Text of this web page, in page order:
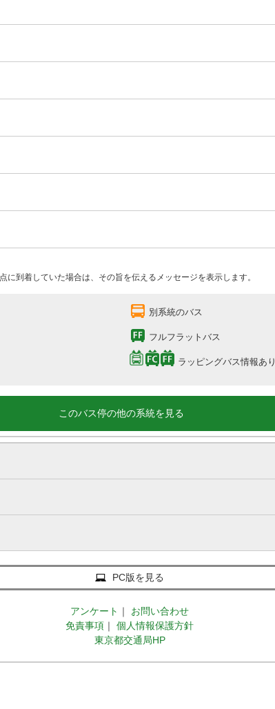
到着していた場合は、その旨を伝えるメッセージを表示します。
別系統のバス
フルフラットバス
ラッピングバス情報あり
このバス停の他の系統を見る
PC版を見る
アンケート ｜
お問い合わせ
免責事項 ｜
個人情報保護方針
東京都交通局HP